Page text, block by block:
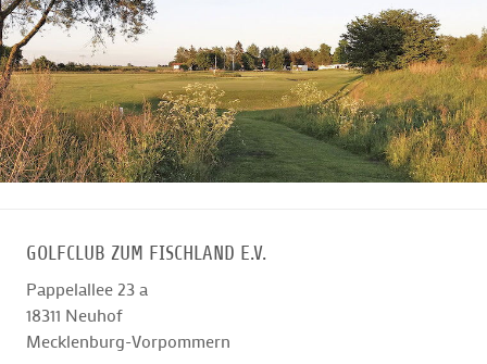
MITGLIEDSCHAFT
GOLF NEWS
GOLFCLUB ZUM FISCHLAND E.V.
Pappelallee 23 a
18311 Neuhof
Mecklenburg-Vorpommern